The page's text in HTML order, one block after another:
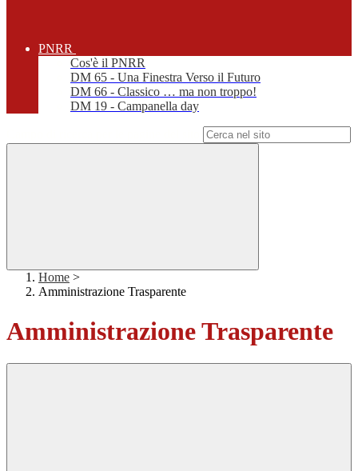
PNRR
Cos'è il PNRR
DM 65 - Una Finestra Verso il Futuro
DM 66 - Classico … ma non troppo!
DM 19 - Campanella day
Home >
Amministrazione Trasparente
Amministrazione Trasparente